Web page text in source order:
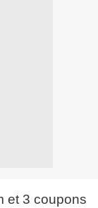
et 3 coupons